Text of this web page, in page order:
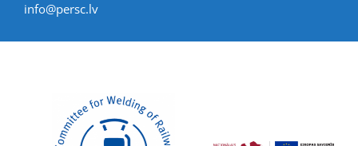
info@persc.lv